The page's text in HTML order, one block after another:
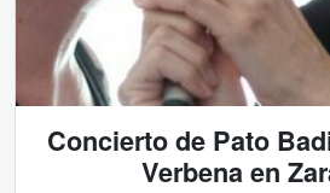
Concierto de Pato
Verbena en